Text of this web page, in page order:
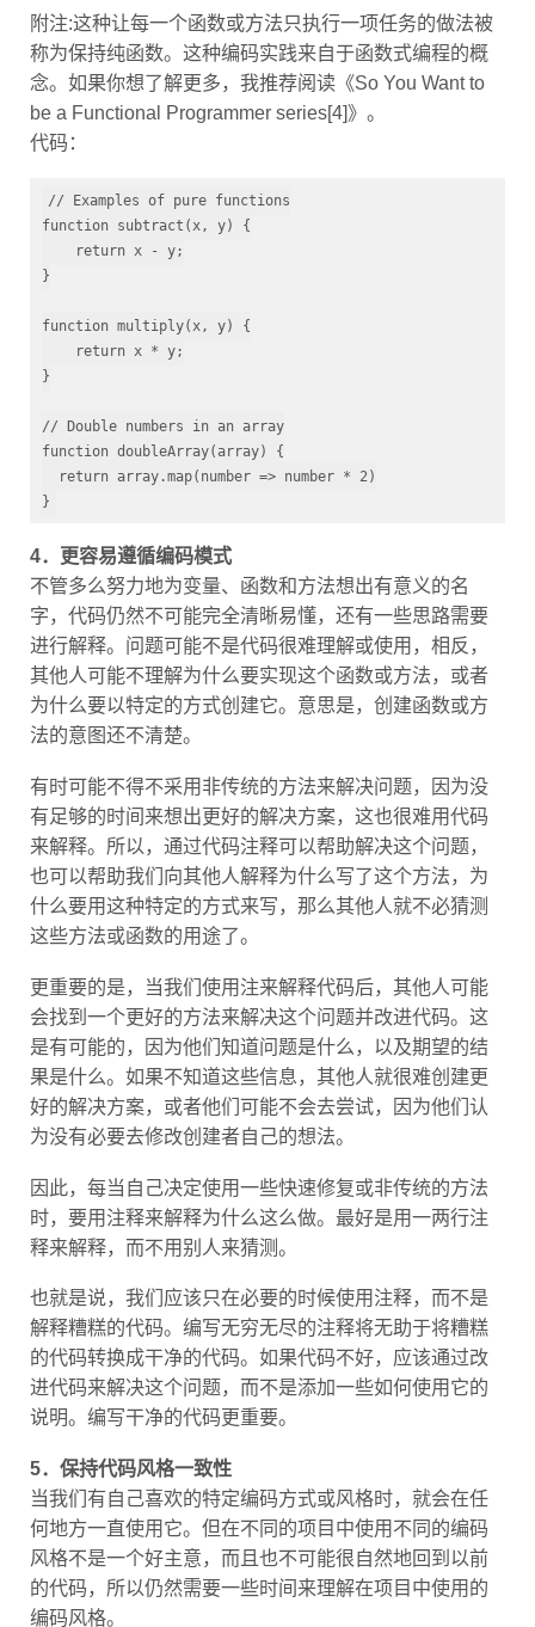
附注:这种让每一个函数或方法只执行一项任务的做法被
称为保持纯函数。这种编码实践来自于函数式编程的概
念。如果你想了解更多，我推荐阅读《So You Want to
be a Functional Programmer series[4]》。
代码：
// Examples of pure functions
function
subtract (x, y) {
return
}
function multiply (x, y)
{
return
x * y;
}
// Double numbers in an array
function
doubleArray (array)
{
return
.map(number => number * 2 )
}
4．更容易遵循编码模式
不管多么努力地为变量、函数和方法想出有意义的名
字，代码仍然不可能完全清晰易懂，还有一些思路需要
进行解释。问题可能不是代码很难理解或使用，相反，
其他人可能不理解为什么要实现这个函数或方法，或者
为什么要以特定的方式创建它。意思是，创建函数或方
法的意图还不清楚。
有时可能不得不采用非传统的方法来解决问题，因为没
有足够的时间来想出更好的解决方案，这也很难用代码
来解释。所以，通过代码注释可以帮助解决这个问题，
也可以帮助我们向其他人解释为什么写了这个方法，为
什么要用这种特定的方式来写，那么其他人就不必猜测
这些方法或函数的用途了。
更重要的是，当我们使用注来解释代码后，其他人可能
会找到一个更好的方法来解决这个问题并改进代码。这
是有可能的，因为他们知道问题是什么，以及期望的结
果是什么。如果不知道这些信息，其他人就很难创建更
好的解决方案，或者他们可能不会去尝试，因为他们认
为没有必要去修改创建者自己的想法。
因此，每当自己决定使用一些快速修复或非传统的方法
时，要用注释来解释为什么这么做。最好是用一两行注
释来解释，而不用别人来猜测。
也就是说，我们应该只在必要的时候使用注释，而不是
解释糟糕的代码。编写无穷无尽的注释将无助于将糟糕
的代码转换成干净的代码。如果代码不好，应该通过改
进代码来解决这个问题，而不是添加一些如何使用它的
说明。编写干净的代码更重要。
5．保持代码风格一致性
当我们有自己喜欢的特定编码方式或风格时，就会在任
何地方一直使用它。但在不同的项目中使用不同的编码
风格不是一个好主意，而且也不可能很自然地回到以前
的代码，所以仍然需要一些时间来理解在项目中使用的
编码风格。